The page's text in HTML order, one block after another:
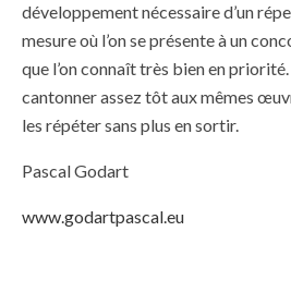
développement nécessaire d’un
mesure où l’on se présente à un
que l’on connaît très bien en
cantonner assez tôt aux mêmes
les répéter sans plus en sortir.
Pascal Godart
www.godartpascal.eu